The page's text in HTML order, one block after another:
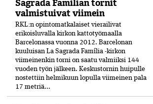
Sagrada Familian tornit
valmistuivat viimein
RKL:n opintomatkalaiset vierailivat
erikoisluvalla kirkon kattotyömaalla
Barcelonassa vuonna 2012. Barcelonan
kuuluisan La Sagrada Família -kirkon
viimeinenkin torni on saatu valmiiksi­ 144
vuoden työn jälkeen. Keskustornin huipulle
nostettiin helmikuun lopulla viimeinen pala
17 metriä...